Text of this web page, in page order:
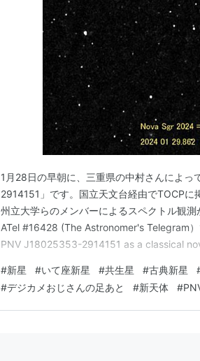
1月28日の早朝に、三重県の中村さんによ
2914151」です。国立天文台経由でTOCP
州立大学らのメンバーによるスペクトル観測
ATel #16428 (The Astronomer's Telegram
PNV J18025353-2914151 as a classical
#新星 #いて座新星 #共生星 #古典新星
#デジカメおじさんの足あと #新天体 #